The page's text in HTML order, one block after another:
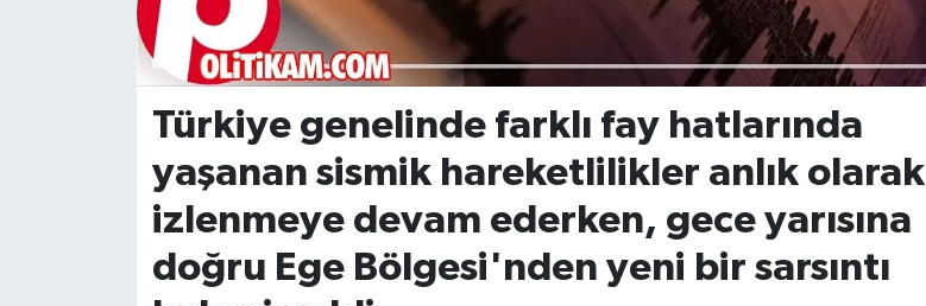
Türkiye genelinde farklı fay hatlarında
yaşanan sismik hareketlilikler anlık olarak
izlenmeye devam ederken, gece yarısına
doğru Ege Bölgesi'nden yeni bir sarsıntı
KENT GÜNDEMİ